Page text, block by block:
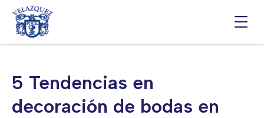
Saltar
contenido
5 Tendencias en
decoración de bodas en